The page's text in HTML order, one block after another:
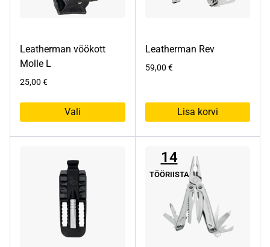
Leatherman vöökott
Molle L
25,00 €
Vali
Leatherman Rev
59,00 €
Lisa korvi
14
TÖÖRIISTA